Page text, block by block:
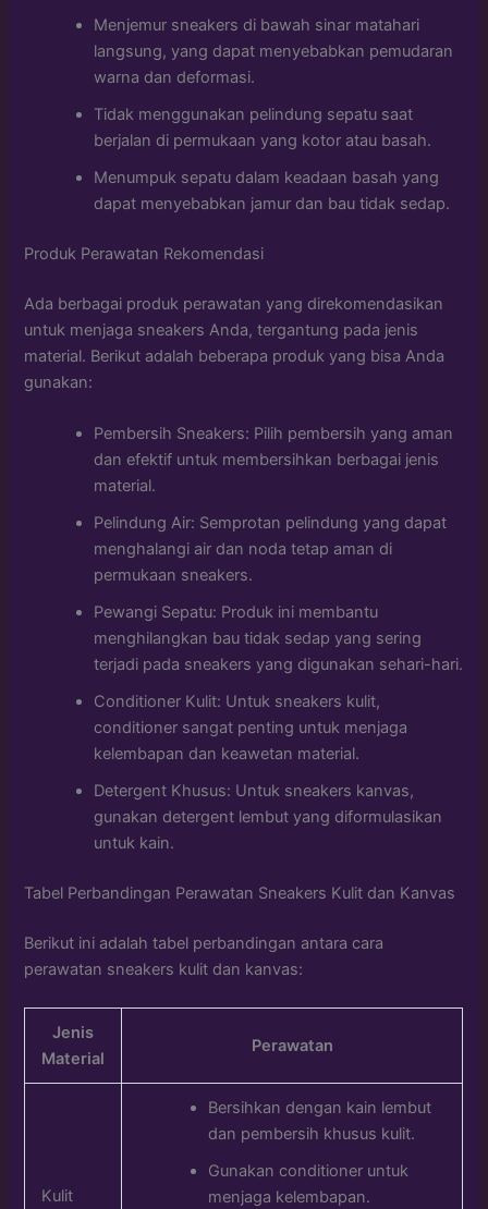
Menjemur sneakers di bawah sinar matahari
langsung, yang dapat menyebabkan pemudaran
warna dan deformasi.
Tidak menggunakan pelindung sepatu saat
berjalan di permukaan yang kotor atau basah.
Menumpuk sepatu dalam keadaan basah yang
dapat menyebabkan jamur dan bau tidak sedap.
Produk Perawatan Rekomendasi
Ada berbagai produk perawatan yang direkomendasikan
untuk menjaga sneakers Anda, tergantung pada jenis
material. Berikut adalah beberapa produk yang bisa Anda
gunakan:
Pembersih Sneakers: Pilih pembersih yang aman
dan efektif untuk membersihkan berbagai jenis
material.
Pelindung Air: Semprotan pelindung yang dapat
menghalangi air dan noda tetap aman di
permukaan sneakers.
Pewangi Sepatu: Produk ini membantu
menghilangkan bau tidak sedap yang sering
terjadi pada sneakers yang digunakan sehari-hari.
Conditioner Kulit: Untuk sneakers kulit,
conditioner sangat penting untuk menjaga
kelembapan dan keawetan material.
Detergent Khusus: Untuk sneakers kanvas,
gunakan detergent lembut yang diformulasikan
untuk kain.
Tabel Perbandingan Perawatan Sneakers Kulit dan Kanvas
Berikut ini adalah tabel perbandingan antara cara
perawatan sneakers kulit dan kanvas:
Jenis
Material
Perawatan
Kulit
Bersihkan dengan kain lembut
dan pembersih khusus kulit.
Gunakan conditioner untuk
menjaga kelembapan.